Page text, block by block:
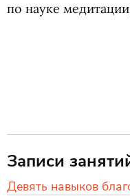
по науке
Записи
Девять навыков